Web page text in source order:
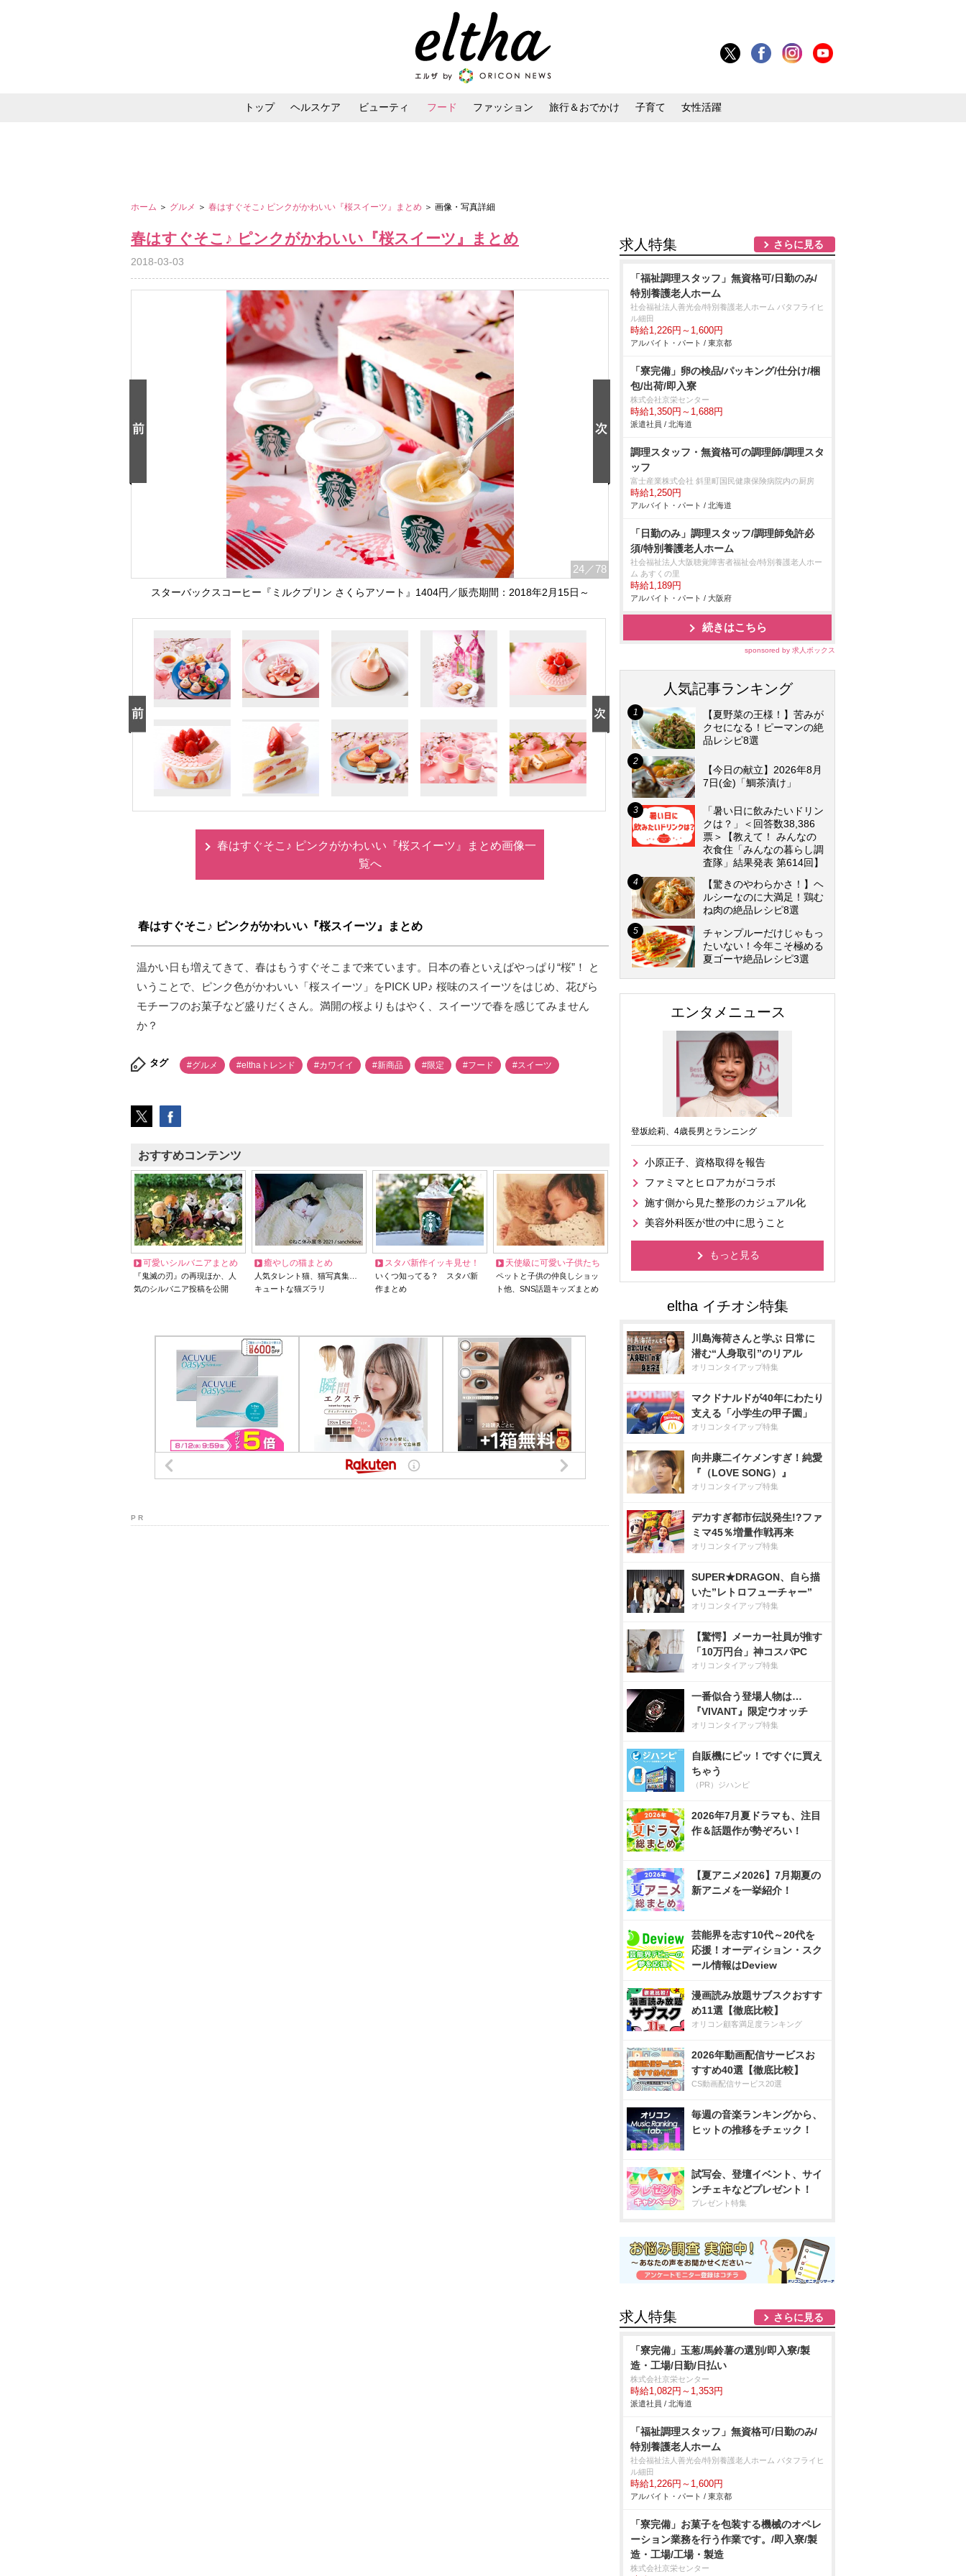
トップ ヘルスケア ビューティ フード ファッション 旅行＆おでかけ 子育て 女性活躍
ホーム ＞ グルメ ＞ 春はすぐそこ♪ ピンクがかわいい『桜スイーツ』まとめ ＞ 画像・写真詳細
春はすぐそこ♪ ピンクがかわいい『桜スイーツ』まとめ
2018-03-03
24 ／78
スターバックスコーヒー『ミルクプリン さくらアソート』1404円／販売期間：2018年2月15日～
春はすぐそこ♪ ピンクがかわいい『桜スイーツ』まとめ画像一
覧へ
春はすぐそこ♪ ピンクがかわいい『桜スイーツ』まとめ
温かい日も増えてきて、春はもうすぐそこまで来ています。日本の春といえばやっぱり“桜”！ と
いうことで、ピンク色がかわいい「桜スイーツ」をPICK UP♪ 桜味のスイーツをはじめ、花びら
モチーフのお菓子など盛りだくさん。満開の桜よりもはやく、スイーツで春を感じてみません
か？
タグ #グルメ #elthaトレンド #カワイイ #新商品 #限定 #フード #スイーツ
おすすめコンテンツ
可愛いシルバニアまとめ
『鬼滅の刃』の再現ほか、人
気のシルバニア投稿を公開
癒やしの猫まとめ
人気タレント猫、猫写真集…
キュートな猫ズラリ
スタバ新作イッキ見せ！
いくつ知ってる？ スタバ新
作まとめ
天使級に可愛い子供たち
ペットと子供の仲良しショッ
ト他、SNS話題キッズまとめ
P R
求人特集 さらに見る
「福祉調理スタッフ」無資格可/日勤のみ/
特別養護老人ホーム
社会福祉法人善光会/特別養護老人ホーム バタフライヒ
ル細田
時給1,226円～1,600円
アルバイト・パート / 東京都
「寮完備」卵の検品/パッキング/仕分け/梱
包/出荷/即入寮
株式会社京栄センター
時給1,350円～1,688円
派遣社員 / 北海道
調理スタッフ・無資格可の調理師/調理スタ
ッフ
富士産業株式会社 斜里町国民健康保険病院内の厨房
時給1,250円
アルバイト・パート / 北海道
「日勤のみ」調理スタッフ/調理師免許必
須/特別養護老人ホーム
社会福祉法人大阪聴覚障害者福祉会/特別養護老人ホー
ム あすくの里
時給1,189円
アルバイト・パート / 大阪府
続きはこちら
sponsored by 求人ボックス
人気記事ランキング
【夏野菜の王様！】苦みが
クセになる！ピーマンの絶
品レシピ8選
【今日の献立】2026年8月
7日(金)「鯛茶漬け」
「暑い日に飲みたいドリン
クは？」＜回答数38,386
票＞【教えて！ みんなの
衣食住「みんなの暮らし調
査隊」結果発表 第614回】
【驚きのやわらかさ！】ヘ
ルシーなのに大満足！鶏む
ね肉の絶品レシピ8選
チャンプルーだけじゃもっ
たいない！今年こそ極める
夏ゴーヤ絶品レシピ3選
エンタメニュース
登坂絵莉、4歳長男とランニング
小原正子、資格取得を報告
ファミマとヒロアカがコラボ
施す側から見た整形のカジュアル化
美容外科医が世の中に思うこと
もっと見る
川島海荷さんと学ぶ 日常に
潜む“人身取引”のリアル
オリコンタイアップ特集
マクドナルドが40年にわたり
支える「小学生の甲子園」
オリコンタイアップ特集
向井康二イケメンすぎ！純愛
『（LOVE SONG）』
オリコンタイアップ特集
デカすぎ都市伝説発生!?ファ
ミマ45％増量作戦再来
オリコンタイアップ特集
SUPER★DRAGON、自ら描
いた”レトロフューチャー”
オリコンタイアップ特集
【驚愕】メーカー社員が推す
「10万円台」神コスパPC
オリコンタイアップ特集
一番似合う登場人物は…
『VIVANT』限定ウオッチ
オリコンタイアップ特集
自販機にピッ！ですぐに買え
ちゃう
（PR）ジハンピ
2026年7月夏ドラマも、注目
作＆話題作が勢ぞろい！
【夏アニメ2026】7月期夏の
新アニメを一挙紹介！
芸能界を志す10代～20代を
応援！オーディション・スク
ール情報はDeview
漫画読み放題サブスクおすす
め11選【徹底比較】
オリコン顧客満足度ランキング
2026年動画配信サービスお
すすめ40選【徹底比較】
CS動画配信サービス20選
毎週の音楽ランキングから、
ヒットの推移をチェック！
試写会、登壇イベント、サイ
ンチェキなどプレゼント！
プレゼント特集
求人特集 さらに見る
「寮完備」玉葱/馬鈴薯の選別/即入寮/製
造・工場/日勤/日払い
株式会社京栄センター
時給1,082円～1,353円
派遣社員 / 北海道
「福祉調理スタッフ」無資格可/日勤のみ/
特別養護老人ホーム
社会福祉法人善光会/特別養護老人ホーム バタフライヒ
ル細田
時給1,226円～1,600円
アルバイト・パート / 東京都
「寮完備」お菓子を包装する機械のオペレ
ーション業務を行う作業です。/即入寮/製
造・工場/工場・製造
株式会社京栄センター